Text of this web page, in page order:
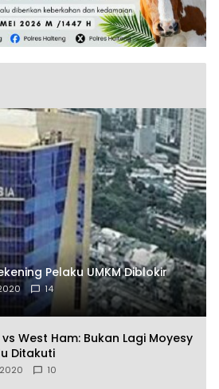
Pelaku UMKM Diblokir
14
West Ham: Bukan Lagi Moyesy
Ditakuti
10